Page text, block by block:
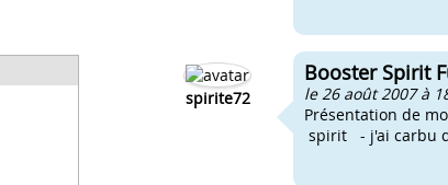
spirite72
Booster Spirit
le 26 août 2007 à
Présentation de
spirit - j'ai carbu